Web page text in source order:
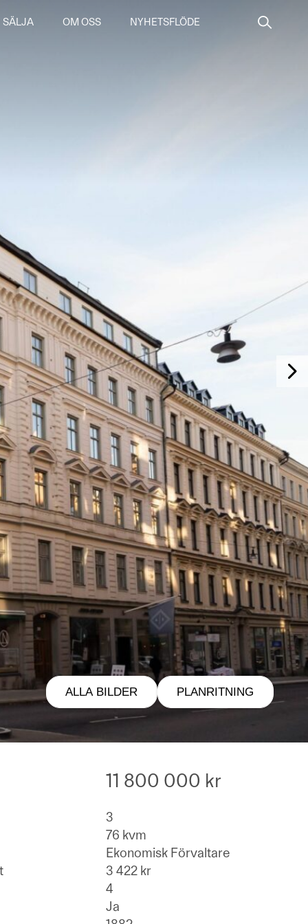
SÄLJA OM OSS NYHETSFLÖDE
ALLA BILDER PLANRITNING
11 800 000 kr
3
76 kvm
Ekonomisk Förvaltare
3 422 kr
4
Ja